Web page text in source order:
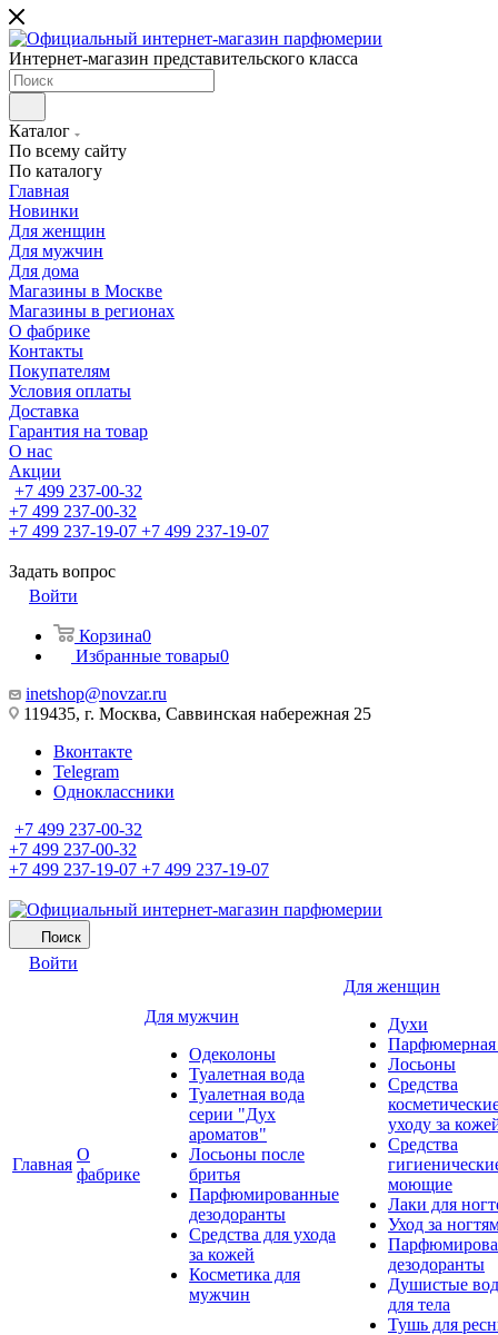
Интернет-магазин представительского класса
Каталог
По всему сайту
По каталогу
Главная
Новинки
Для женщин
Для мужчин
Для дома
Магазины в Москве
Магазины в регионах
О фабрике
Контакты
Покупателям
Условия оплаты
Доставка
Гарантия на товар
О нас
Акции
+7 499 237-00-32
+7 499 237-00-32
+7 499 237-19-07 +7 499 237-19-07
Задать вопрос
Войти
Корзина0
Избранные товары0
inetshop@novzar.ru
119435, г. Москва, Саввинская набережная 25
Вконтакте
Telegram
Одноклассники
+7 499 237-00-32
+7 499 237-00-32
+7 499 237-19-07 +7 499 237-19-07
Поиск
Войти
Главная
О
фабрике
Для мужчин
Одеколоны
Туалетная вода
Туалетная вода
серии "Дух
ароматов"
Лосьоны после
бритья
Парфюмированные
дезодоранты
Средства для ухода
за кожей
Косметика для
мужчин
Для женщин
Духи
Парфюмерная
Лосьоны
Средства
уходу за
Средства
моющие
Лаки для
Уход за
дезодоранты
Душистые
для тела
Тушь для